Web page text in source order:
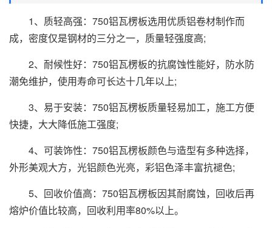
1、质轻高强：750铝瓦楞板选用优质铝卷材制作而
成，密度仅是钢材的三分之一，质量轻强度高;
2、耐候性好：750铝瓦楞板的抗腐蚀性能好，防水防
潮免维护，使用寿命可长达十几年以上;
3、易于安装：750铝瓦楞板质量轻易加工，施工方便
快捷，大大降低施工强度;
4、可装饰性：750铝瓦楞板颜色与造型有多种选择，
外形美观大方，光铝颜色光亮，彩铝色泽丰富抗褪色;
5、回收价值高：750铝瓦楞板因其耐腐蚀，回收后再
熔炉价值比较高，回收利用率80%以上。